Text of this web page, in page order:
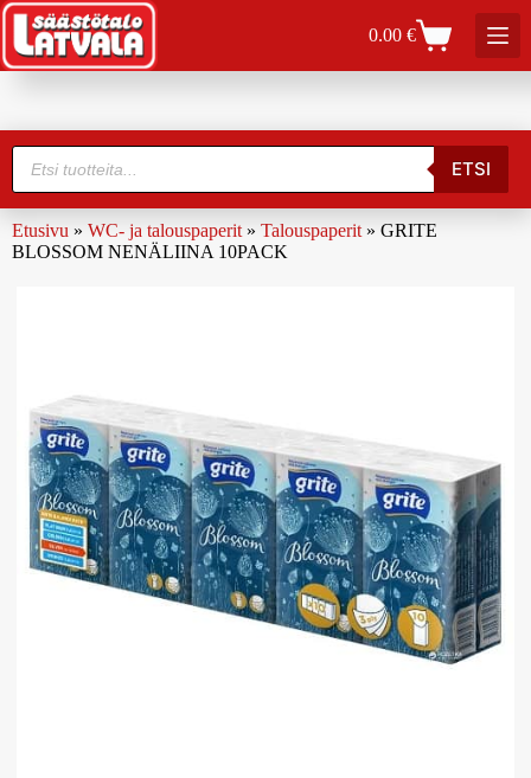
0.00€
ETSI
Etusivu » WC- ja talouspaperit » Talouspaperit » GRITE
BLOSSOM NENÄLIINA 10PACK